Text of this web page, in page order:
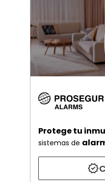
Protege tu
sistemas de